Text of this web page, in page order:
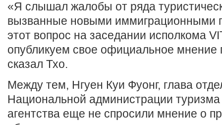
«Я слышал жалобы от ряда
вызванные новыми иммиграционными
этот вопрос на заседании исполкома
опубликуем свое официальное
сказал Тхо.
Между тем, Нгуен Куи Фуонг, глава
Национальной администрации
агентства еще не спросили мнение о